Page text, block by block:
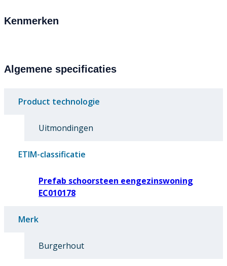
Kenmerken
Algemene specificaties
Product technologie
Uitmondingen
ETIM-classificatie
Prefab schoorsteen eengezinswoning
EC010178
Merk
Burgerhout